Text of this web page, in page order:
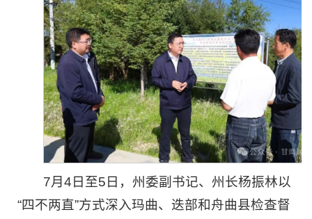
7月4日至5日，州委副书记、州长杨振林以
“四不两直”方式深入玛曲、迭部和舟曲县检查督